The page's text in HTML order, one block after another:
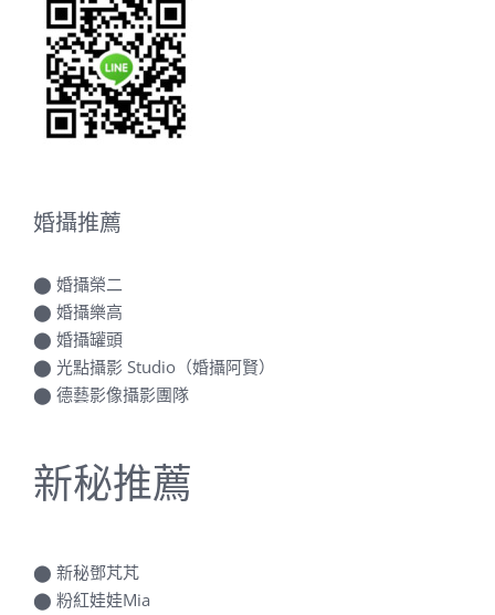
婚攝推薦
⬤ 婚攝榮二
⬤ 婚攝樂高
⬤ 婚攝罐頭
⬤ 光點攝影 Studio（婚攝阿賢）
⬤ 德藝影像攝影團隊
新秘推薦
⬤ 新秘鄧芃芃
⬤ 粉紅娃娃Mia